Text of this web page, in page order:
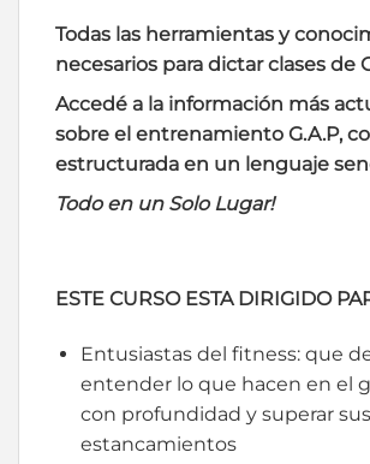
Todas las herramientas y
necesarios para dictar clases de
Accedé a la información más
sobre el entrenamiento G.A.P,
estructurada en un lenguaje
Todo en un Solo Lugar!
ESTE CURSO ESTA DIRIGIDO
Entusiastas del fitness: que
entender lo que hacen en el
con profundidad y superar sus
estancamientos